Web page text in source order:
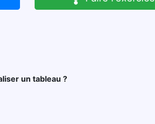
un tableau ?